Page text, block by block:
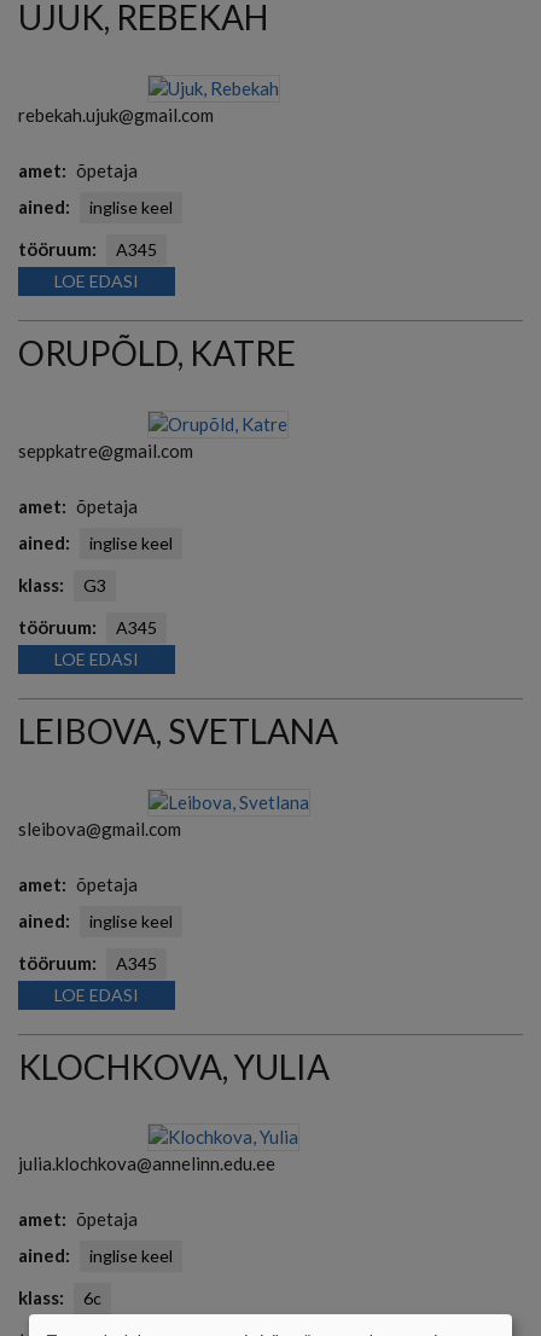
UJUK, REBEKAH
rebekah.ujuk@gmail.com
amet
õpetaja
ained
inglise keel
tööruum
A345
LOE EDASI
ORUPÕLD, KATRE
seppkatre@gmail.com
amet
õpetaja
ained
inglise keel
klass G3
tööruum
A345
LOE EDASI
LEIBOVA, SVETLANA
sleibova@gmail.com
amet
õpetaja
ained
inglise keel
tööruum
A345
LOE EDASI
KLOCHKOVA, YULIA
julia.klochkova@annelinn.edu.ee
amet
õpetaja
ained
inglise keel
klass 6c